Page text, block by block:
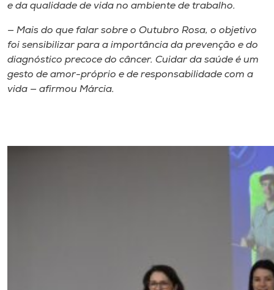
e da qualidade de vida no ambiente de trabalho.
— Mais do que falar sobre o Outubro Rosa, o objetivo
foi sensibilizar para a importância da prevenção e do
diagnóstico precoce do câncer. Cuidar da saúde é um
gesto de amor-próprio e de responsabilidade com a
vida — afirmou Márcia.